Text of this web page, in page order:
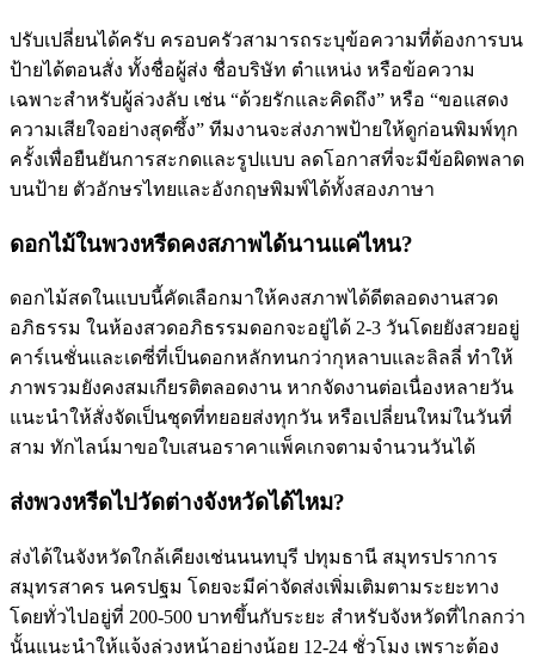
ปรับเปลี่ยนได้ครับ ครอบครัวสามารถระบุข้อความที่ต้องการบน
ป้ายได้ตอนสั่ง ทั้งชื่อผู้ส่ง ชื่อบริษัท ตำแหน่ง หรือข้อความ
เฉพาะสำหรับผู้ล่วงลับ เช่น “ด้วยรักและคิดถึง” หรือ “ขอแสดง
ความเสียใจอย่างสุดซึ้ง” ทีมงานจะส่งภาพป้ายให้ดูก่อนพิมพ์ทุก
ครั้งเพื่อยืนยันการสะกดและรูปแบบ ลดโอกาสที่จะมีข้อผิดพลาด
บนป้าย ตัวอักษรไทยและอังกฤษพิมพ์ได้ทั้งสองภาษา
ดอกไม้ในพวงหรีดคงสภาพได้นานแค่ไหน?
ดอกไม้สดในแบบนี้คัดเลือกมาให้คงสภาพได้ดีตลอดงานสวด
อภิธรรม ในห้องสวดอภิธรรมดอกจะอยู่ได้ 2-3 วันโดยยังสวยอยู่
คาร์เนชั่นและเดซี่ที่เป็นดอกหลักทนกว่ากุหลาบและลิลลี่ ทำให้
ภาพรวมยังคงสมเกียรติตลอดงาน หากจัดงานต่อเนื่องหลายวัน
แนะนำให้สั่งจัดเป็นชุดที่ทยอยส่งทุกวัน หรือเปลี่ยนใหม่ในวันที่
สาม ทักไลน์มาขอใบเสนอราคาแพ็คเกจตามจำนวนวันได้
ส่งพวงหรีดไปวัดต่างจังหวัดได้ไหม?
ส่งได้ในจังหวัดใกล้เคียงเช่นนนทบุรี ปทุมธานี สมุทรปราการ
สมุทรสาคร นครปฐม โดยจะมีค่าจัดส่งเพิ่มเติมตามระยะทาง
โดยทั่วไปอยู่ที่ 200-500 บาทขึ้นกับระยะ สำหรับจังหวัดที่ไกลกว่า
นั้นแนะนำให้แจ้งล่วงหน้าอย่างน้อย 12-24 ชั่วโมง เพราะต้อง